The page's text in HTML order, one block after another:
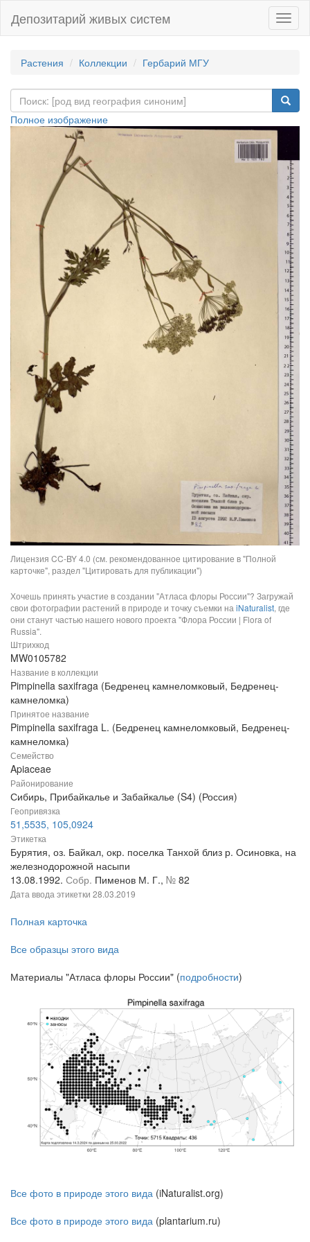
Депозитарий живых систем
Растения Коллекции Гербарий МГУ
Полное изображение
Лицензия CC-BY 4.0 (см. рекомендованное цитирование в "Полной
карточке", раздел "Цитировать для публикации")
Хочешь принять участие в создании "Атласа флоры России"? Загружай
свои фотографии растений в природе и точку съемки на iNaturalist, где
они станут частью нашего нового проекта "Флора России | Flora of
Russia".
Штрихкод
MW0105782
Название в коллекции
Pimpinella saxifraga (Бедренец камнеломковый, Бедренец-
камнеломка)
Принятое название
Pimpinella saxifraga L. (Бедренец камнеломковый, Бедренец-
камнеломка)
Семейство
Apiaceae
Районирование
Сибирь, Прибайкалье и Забайкалье (S4) (Россия)
Геопривязка
51,5535, 105,0924
Этикетка
Бурятия, оз. Байкал, окр. поселка Танхой близ р. Осиновка, на
железнодорожной насыпи
13.08.1992. Собр. Пименов М. Г., № 82
Дата ввода этикетки 28.03.2019
Полная карточка
Все образцы этого вида
Материалы "Атласа флоры России" (подробности)
Все фото в природе этого вида (iNaturalist.org)
Все фото в природе этого вида (plantarium.ru)